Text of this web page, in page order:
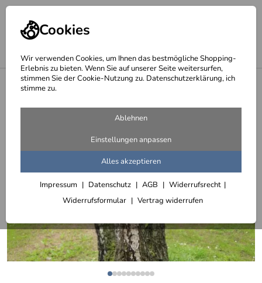
Cookies
Wir verwenden Cookies, um Ihnen das bestmögliche Shopping-
Erlebnis zu bieten. Wenn Sie auf unserer Seite weitersurfen,
stimmen Sie der Cookie-Nutzung zu. Datenschutzerklärung, ich
stimme zu.
Ablehnen
Einstellungen anpassen
Alles akzeptieren
Impressum Datenschutz AGB
Widerrufsrecht
Widerrufsformular
Vertrag widerrufen
Skulpturen aus Stahlblech plasmagetrennt